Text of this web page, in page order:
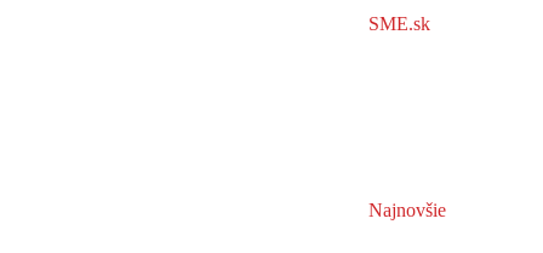
SME.sk
Najnovšie